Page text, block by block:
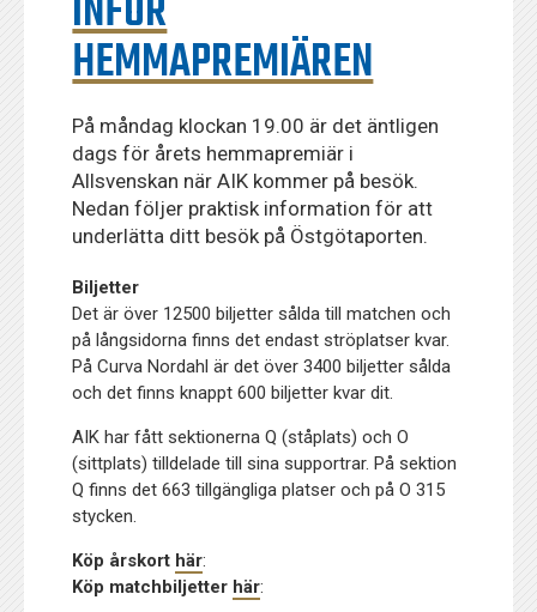
HEMMAPREMIÄREN
På måndag klockan 19.00 är det äntligen
dags för årets hemmapremiär i
Allsvenskan när AIK kommer på besök.
Nedan följer praktisk information för att
underlätta ditt besök på Östgötaporten.
Biljetter
Det är över 12500 biljetter sålda till matchen och
på långsidorna finns det endast ströplatser kvar.
På Curva Nordahl är det över 3400 biljetter sålda
och det finns knappt 600 biljetter kvar dit.
AIK har fått sektionerna Q (ståplats) och O
(sittplats) tilldelade till sina supportrar. På sektion
Q finns det 663 tillgängliga platser och på O 315
stycken.
Köp årskort här:
Köp matchbiljetter här: